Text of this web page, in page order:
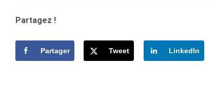
Partagez !
Partager Tweet LinkedIn